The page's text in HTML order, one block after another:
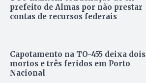
prefeito de Almas por não prestar
contas de recursos federais
Capotamento na TO-455 deixa dois
mortos e três feridos em Porto
Nacional